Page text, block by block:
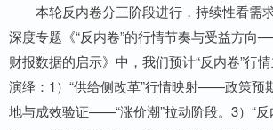
本轮反内卷分三阶段进行，持续性看需
深度专题《“反内卷”的行情节奏与受益方向
财报数据的启示》中，我们预计“反内卷”行
演绎：1）“供给侧改革”行情映射——政策预
地与成效验证——“涨价潮”拉动阶段。3）“反